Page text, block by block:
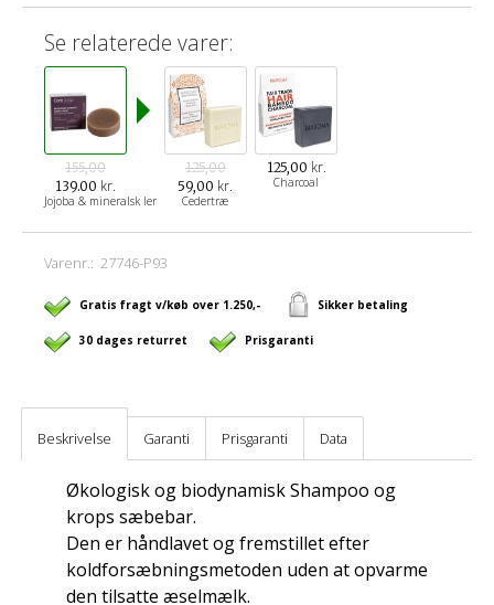
Se relaterede varer:
155,00
139.00 kr.
Jojoba & mineralsk ler
125,00
59,00 kr.
Cedertræ
125,00 kr.
Charcoal
Varenr.:27746-P93
Gratis fragt v/køb over 1.250,- Sikker betaling
30 dages returret Prisgaranti
Beskrivelse Garanti Prisgaranti Data
Økologisk og biodynamisk Shampoo og
krops sæbebar.
Den er håndlavet og fremstillet efter
koldforsæbningsmetoden uden at opvarme
den tilsatte æselmælk.